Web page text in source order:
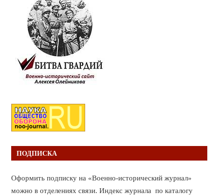
ПОДПИСКА
Оформить подписку на «Военно-исторический журнал»
можно в отделениях связи. Индекс журнала по каталогу